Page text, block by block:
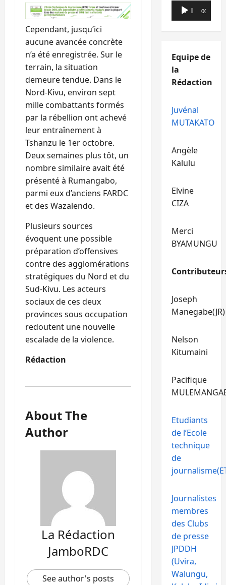
Cependant, jusqu’ici
aucune avancée concrète
n’a été enregistrée. Sur le
terrain, la situation
demeure tendue. Dans le
Nord-Kivu, environ sept
mille combattants formés
par la rébellion ont achevé
leur entraînement à
Tshanzu le 1er octobre.
Deux semaines plus tôt, un
nombre similaire avait été
présenté à Rumangabo,
parmi eux d’anciens FARDC
et des Wazalendo.
Plusieurs sources
évoquent une possible
préparation d’offensives
contre des agglomérations
stratégiques du Nord et du
Sud-Kivu. Les acteurs
sociaux de ces deux
provinces sous occupation
redoutent une nouvelle
escalade de la violence.
Rédaction
About The
Author
La Rédaction
JamboRDC
See author's posts
Lecteur
audio
00:00 00:00
Equipe de
la
Rédaction
Juvénal
MUTAKATO
Angèle
Kalulu
Elvine
CIZA
Merci
BYAMUNGU
Joseph
Manegabe(JR)
Nelson
Kitumaini
Pacifique
Etudiants
de l’Ecole
technique
de
Journalistes
membres
des Clubs
de presse
JPDDH
(Uvira,
Walungu,